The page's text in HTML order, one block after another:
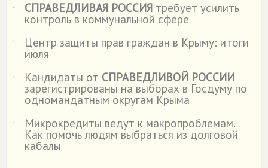
˙
СПРАВЕДЛИВАЯ РОССИЯ требует усилить
контроль в коммунальной сфере
˙
Центр защиты прав граждан в Крыму: итоги
июля
˙
Кандидаты от СПРАВЕДЛИВОЙ РОССИИ
зарегистрированы на выборах в Госдуму по
одномандатным округам Крыма
˙
Микрокредиты ведут к макропроблемам.
Как помочь людям выбраться из долговой
кабалы